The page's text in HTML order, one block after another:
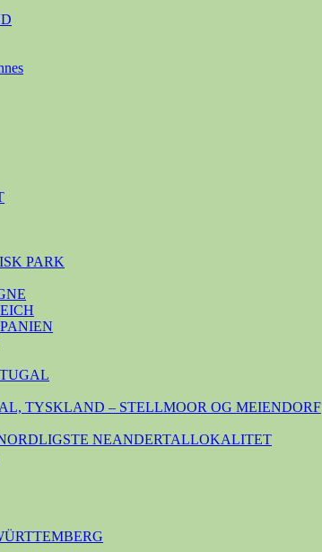
PARK
TYSKLAND – STELLMOOR OG MEIENDORF
NEANDERTALLOKALITET